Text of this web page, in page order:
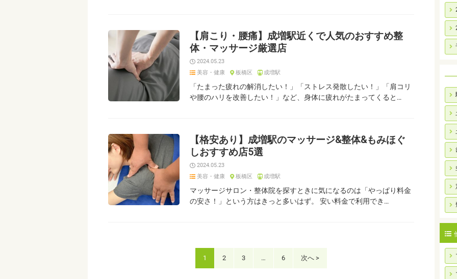
【肩こり・腰痛】成増駅近くで人気のおすすめ整
体・マッサージ厳選店
2024.05.23
美容・健康
板橋区 成増駅
「たまった疲れの解消したい！」「ストレス発散したい！」「肩コリ
や腰のハリを改善したい！」など、身体に疲れがたまってくると…
【格安あり】成増駅のマッサージ&整体&もみほぐ
しおすすめ店5選
2024.05.23
美容・健康
板橋区 成増駅
マッサージサロン・整体院を探すときに気になるのは「やっぱり料金
の安さ！」という方はきっと多いはず。 安い料金で利用でき…
1 2 3 … 6 次へ >